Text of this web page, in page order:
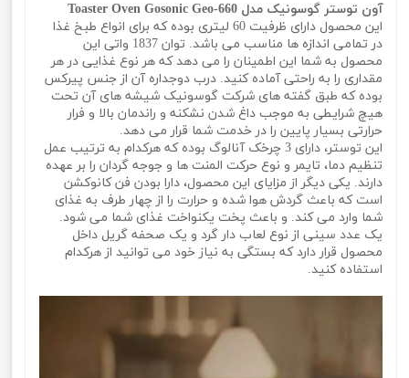
آون توستر گوسونیک مدل Toaster Oven Gosonic Geo-660
این محصول دارای ظرفیت 60 لیتری بوده که برای انواع طبخ غذا
در تمامی اندازه ها مناسب می باشد. توان 1837 واتی این
محصول به شما این اطمینان را می دهد که هر نوع غذایی در هر
مقداری را به راحتی آماده کنید. درب دوجداره آن از جنس پیرکس
بوده که طبق گفته های شرکت گوسونیک شیشه های آن تحت
هیچ شرایطی به موجب داغ شدن نشکنه و راندمان بالا و فرار
حرارتی بسیار پایین را در خدمت شما قرار می دهد.
این توستر، دارای 3 چرخک آنالوگ بوده که هرکدام به ترتیب عمل
تنظیم دما، تایمر و نوع حرکت المنت ها و جوجه گردان را بر عهده
دارند. یکی دیگر از مزایای این محصول، دارا بودن فن کانوکشن
است که باعث گردش هوا شده و حرارت را از چهار طرف به غذای
شما وارد می کند. و باعث پخت یکنواخت غذای شما می شود.
یک عدد سینی از نوع لعاب دار گرد و یک صحفه گریل داخل
محصول قرار دارد که بستگی به نیاز خود می توانید از هرکدام
استفاده کنید.